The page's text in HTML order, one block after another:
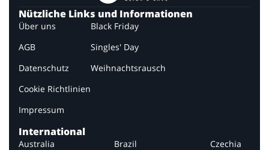
Nützliche Links und Informationen
Über uns
AGB
Datenschutz
Cookie Richtlinien
Impressum
Black Friday
Singles' Day
Weihnachtsrausch
International
Australia Brazil
Czechia